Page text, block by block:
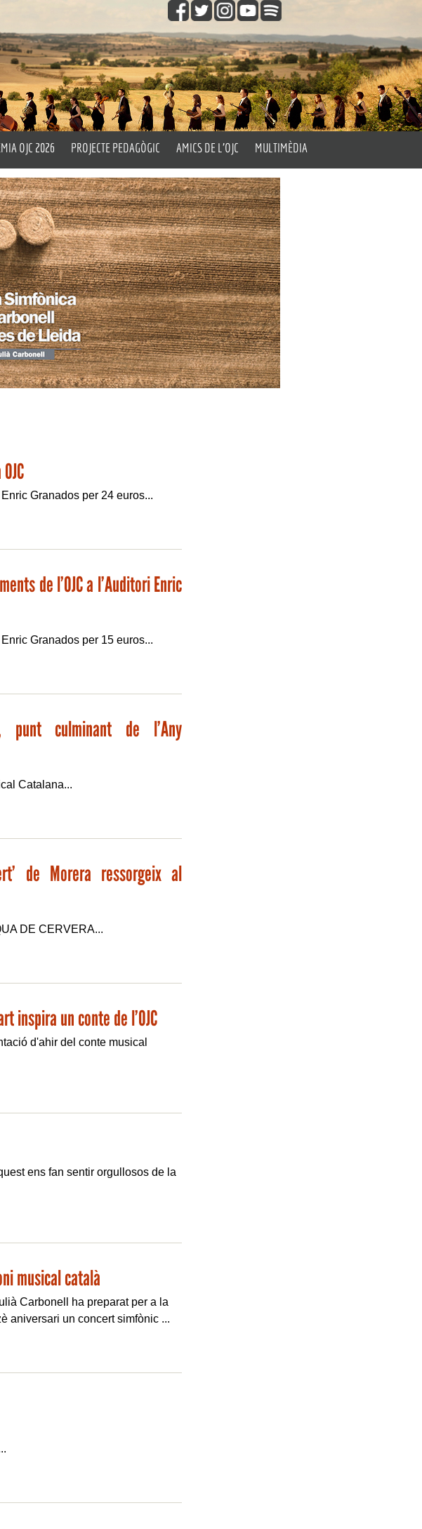
OJC 2026 PROJECTE PEDAGÒGIC
Pla Pedagògic
L’OJC a les Aules
Taller d’Orquestra
OITL
AMICS DE L’OJC
Fes-te Amic de l’OJC
MULTIMÈDIA
Vídeos
Fotos
Els Passatemps de l’OJC
Orquestra’t
Granados per 24 euros...
de l’OJC a l’Auditori Enric
Granados per 15 euros...
punt culminant de l’Any
Catalana...
de Morera ressorgeix al
DE CERVERA...
inspira un conte de l’OJC
d'ahir del conte musical
ens fan sentir orgullosos de la
musical català
Carbonell ha preparat per a la
aniversari un concert simfònic ...